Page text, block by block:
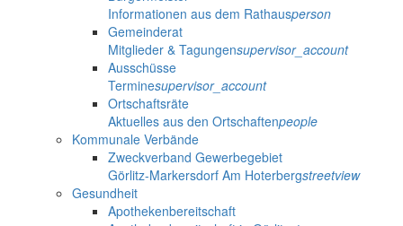
Informationen aus dem Rathausperson
Gemeinderat
Mitglieder & Tagungensupervisor_account
Ausschüsse
Terminesupervisor_account
Ortschaftsräte
Aktuelles aus den Ortschaftenpeople
Kommunale Verbände
Zweckverband Gewerbegebiet
Görlitz-Markersdorf Am Hoterbergstreetview
Gesundheit
Apothekenbereitschaft